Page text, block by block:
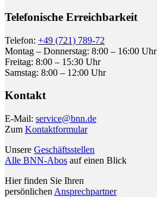
Telefonische Erreichbarkeit
Telefon: +49 (721) 789-72
Montag – Donnerstag: 8:00 – 16:00 Uhr
Freitag: 8:00 – 15:30 Uhr
Samstag: 8:00 – 12:00 Uhr
Kontakt
E-Mail: service@bnn.de
Zum Kontaktformular
Unsere Geschäftsstellen
Alle BNN-Abos auf einen Blick
Hier finden Sie Ihren
persönlichen Ansprechpartner